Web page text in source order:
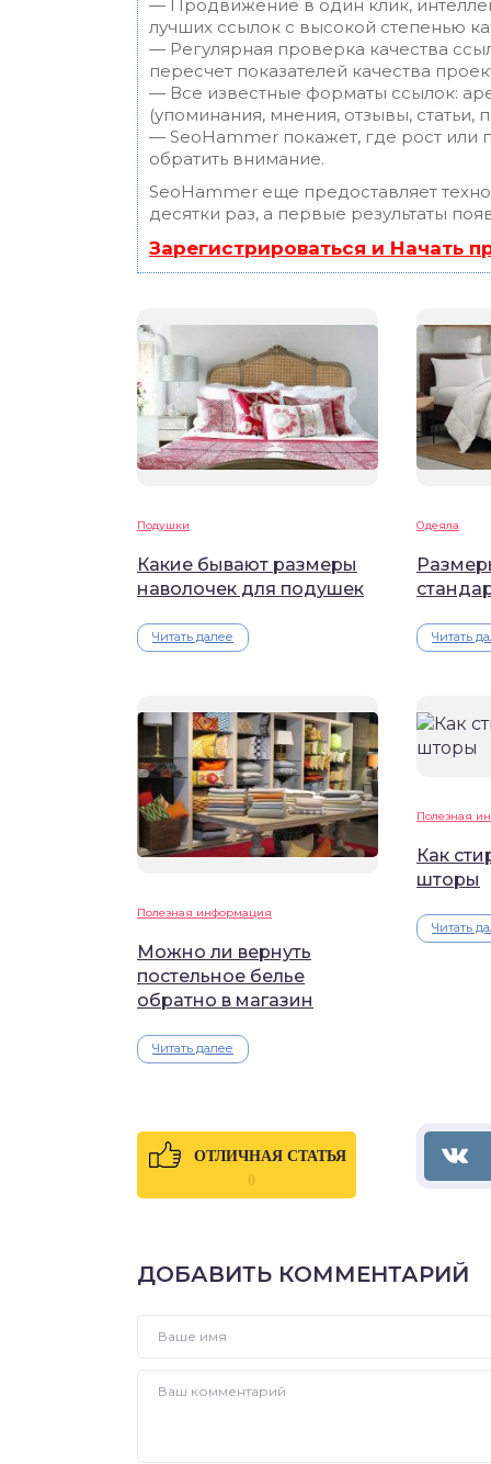
— Продвижение в один клик,
лучших ссылок с высокой степенью
— Регулярная проверка качества
пересчет показателей качества
— Все известные форматы ссылок:
(упоминания, мнения, отзывы, статьи,
— SeoHammer покажет, где рост или
обратить внимание.
SeoHammer еще предоставляет
десятки раз, а первые результаты
Зарегистрироваться и Начать
Подушки
Какие бывают размеры
наволочек для подушек
Читать далее
Одеяла
Читать
Полезная информация
Можно ли вернуть
постельное белье
обратно в магазин
Читать далее
Полезная
Как
шторы
Читать
ОТЛИЧНАЯ СТАТЬЯ
0
ДОБАВИТЬ КОММЕНТАРИЙ